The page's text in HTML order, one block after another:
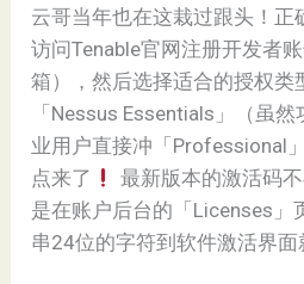
云哥当年也在这栽过跟头！正
访问Tenable官网注册开发者
箱），然后选择适合的授权
「Nessus Essentials」（虽
业用户直接冲「Professional
点来了
最新版本的激活码
是在账户后台的「Licenses」
串24位的字符到软件激活界面